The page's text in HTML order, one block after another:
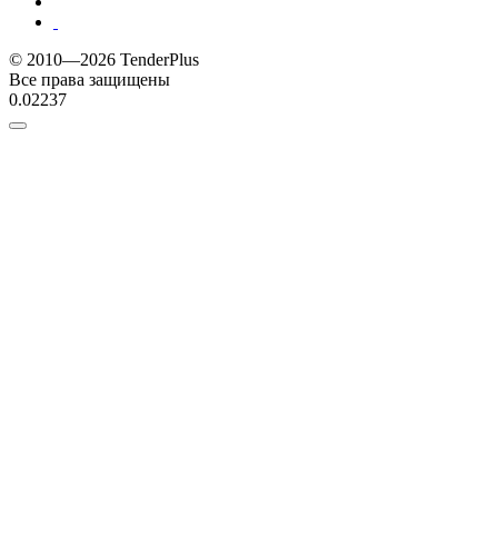
© 2010—2026 TenderPlus
Все права защищены
0.02237